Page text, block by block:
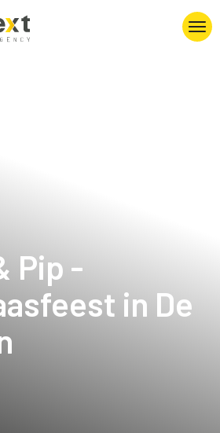
Pip -
in De